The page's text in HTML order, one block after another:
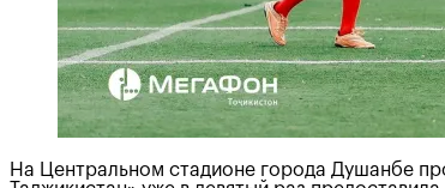
На Центральном стадионе города Душанбе